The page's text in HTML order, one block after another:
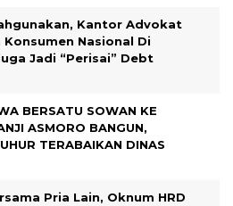
Kantor Advokat
Nasional Di
Jadi “Perisai” Debt
BERSATU SOWAN KE
ASMORO BANGUN,
TERABAIKAN DINAS
Pria Lain, Oknum HRD